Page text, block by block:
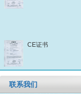
CE证书
联系我们